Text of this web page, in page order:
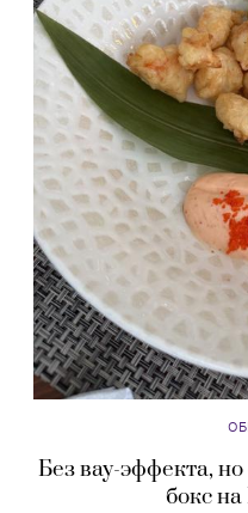
Без вау-эффекта,
бокс